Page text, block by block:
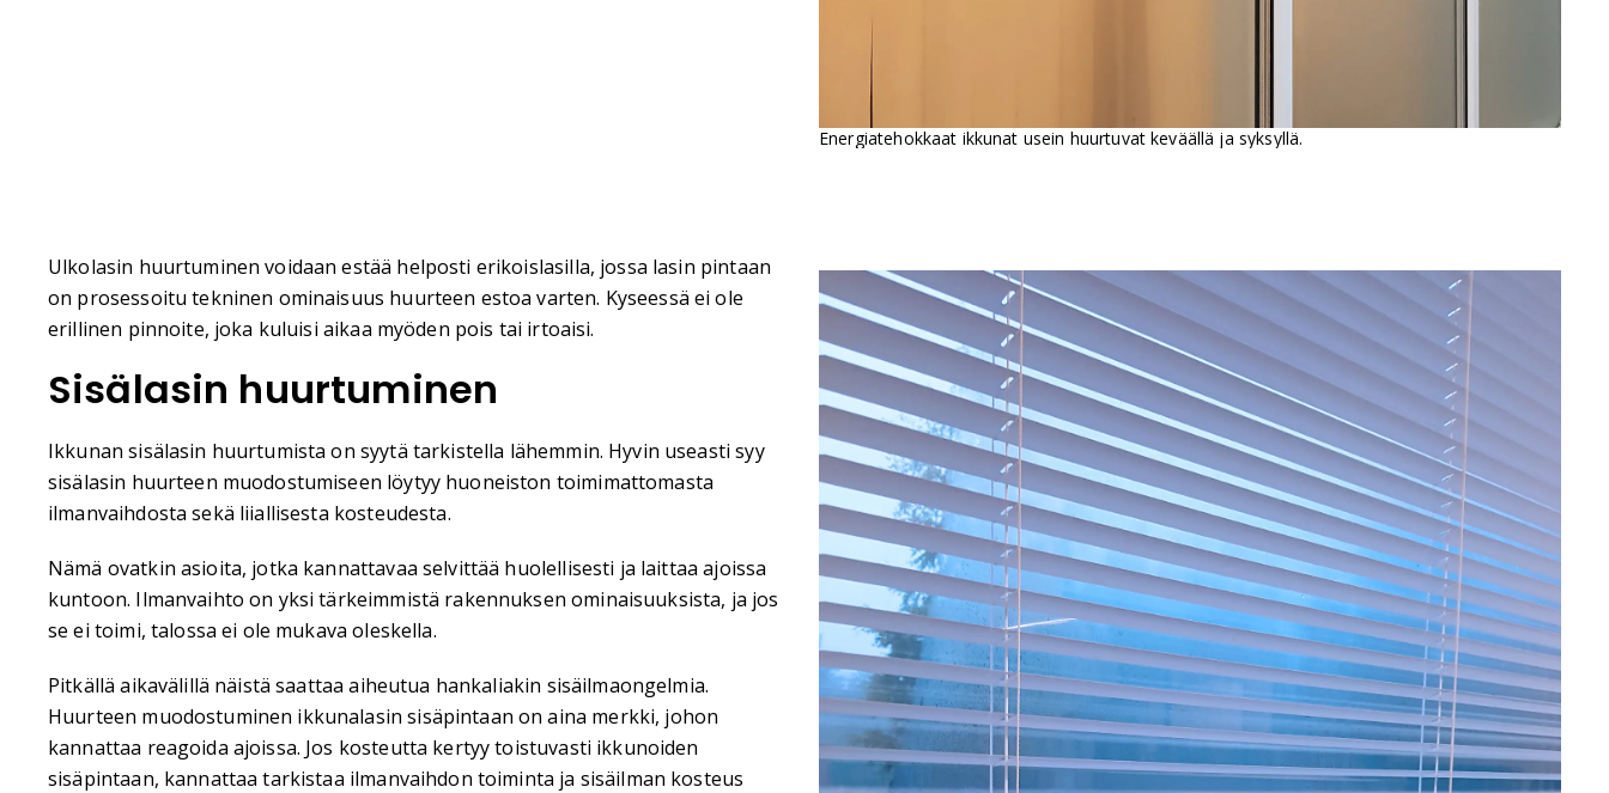
Energiatehokkaat ikkunat usein huurtuvat keväällä ja syksyllä.
Ulkolasin huurtuminen voidaan estää helposti erikoislasilla, jossa lasin pintaan
on prosessoitu tekninen ominaisuus huurteen estoa varten. Kyseessä ei ole
erillinen pinnoite, joka kuluisi aikaa myöden pois tai irtoaisi.
Sisälasin huurtuminen
Ikkunan sisälasin huurtumista on syytä tarkistella lähemmin. Hyvin useasti syy
sisälasin huurteen muodostumiseen löytyy huoneiston toimimattomasta
ilmanvaihdosta sekä liiallisesta kosteudesta.
Nämä ovatkin asioita, jotka kannattavaa selvittää huolellisesti ja laittaa ajoissa
kuntoon. Ilmanvaihto on yksi tärkeimmistä rakennuksen ominaisuuksista, ja jos
se ei toimi, talossa ei ole mukava oleskella.
Pitkällä aikavälillä näistä saattaa aiheutua hankaliakin sisäilmaongelmia.
Huurteen muodostuminen ikkunalasin sisäpintaan on aina merkki, johon
kannattaa reagoida ajoissa. Jos kosteutta kertyy toistuvasti ikkunoiden
sisäpintaan, kannattaa tarkistaa ilmanvaihdon toiminta ja sisäilman kosteus